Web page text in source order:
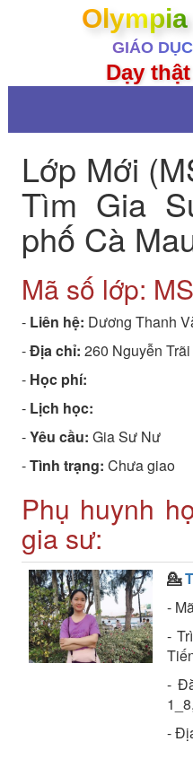
GIÁO
Dạy
Lớp Mới
Tìm Gia
phố Cà
Mã số lớp: MS
- Liên hệ: Dương Thanh
-Địa chỉ: 260 Nguyễn
- Học phí:
- Lịch học:
-Yêu cầu: Gia Sư Nư
-Tình trạng: Chưa giao
Phụ huynh
gia sư:
💁
-
-
-
-